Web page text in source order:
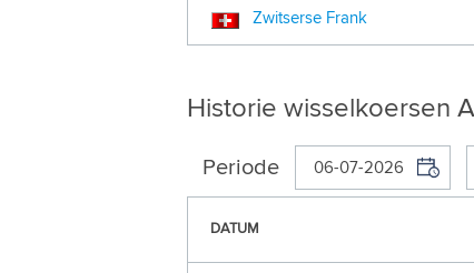
Zwitserse Frank
Historie wisselkoersen
Periode
DATUM